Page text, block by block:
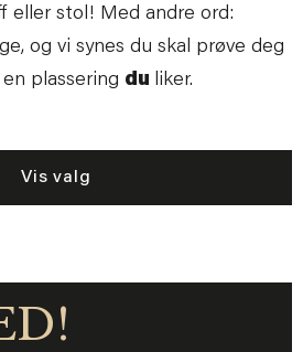
eller stol! Med andre ord:
og vi synes du skal prøve deg
plassering du liker.
Vis valg